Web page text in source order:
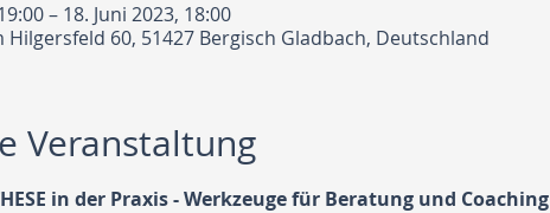
– 18. Juni 2023, 18:00
Hilgersfeld 60, 51427 Bergisch Gladbach, Deutschland
Veranstaltung
in der Praxis - Werkzeuge für Beratung und Coaching